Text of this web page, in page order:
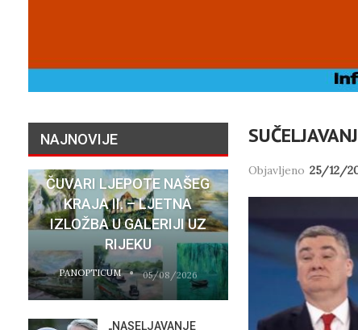
Objavljeno 25/12/
NAJNOVIJE
ČUVARI LJEPOTE NAŠEG
KRAJA II. – LJETNA
IZLOŽBA U GALERIJI UZ
RIJEKU
PANOPTICUM 05/08/2026
„NASELJAVANJE
NATASHA
HOTELA
PANOPTICUM